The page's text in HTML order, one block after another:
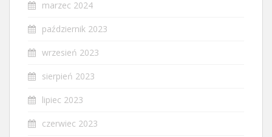
marzec 2024
październik 2023
wrzesień 2023
sierpień 2023
lipiec 2023
czerwiec 2023